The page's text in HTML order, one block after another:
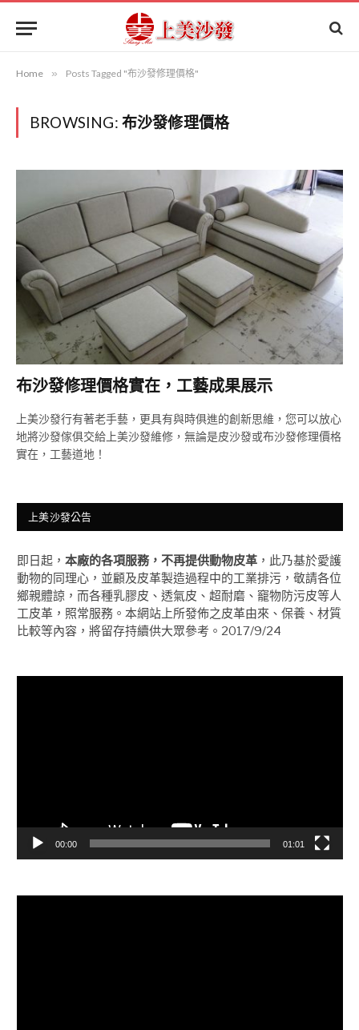
Home » Posts Tagged "布沙發修理價格"
BROWSING: 布沙發修理價格
布沙發修理價格實在，工藝成果展示
上美沙發行有著老手藝，更具有與時俱進的創新思維，您可以放心
地將沙發傢俱交給上美沙發維修，無論是皮沙發或布沙發修理價格
實在，工藝道地！
上美沙發公告
即日起， 本廠的各項服務，不再提供動物皮革 ，此乃基於愛護
動物的同理心，並顧及皮革製造過程中的工業排污，敬請各位
鄉親體諒，而各種乳膠皮、透氣皮、超耐磨、竉物防污皮等人
工皮革，照常服務。本網站上所發佈之皮革由來、保養、材質
比較等內容，將留存持續供大眾參考。2017/9/24
00:00 01:01